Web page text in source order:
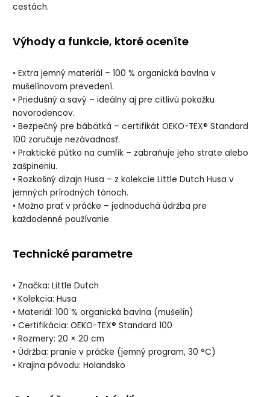
cestách.
Výhody a funkcie, ktoré oceníte
• Extra jemný materiál – 100 % organická bavlna v
mušelínovom prevedení.
• Priedušný a savý – ideálny aj pre citlivú pokožku
novorodencov.
• Bezpečný pre bábätká – certifikát OEKO-TEX® Standard
100 zaručuje nezávadnosť.
• Praktické pútko na cumlík – zabraňuje jeho strate alebo
zašpineniu.
• Rozkošný dizajn Husa – z kolekcie Little Dutch Husa v
jemných prírodných tónoch.
• Možno prať v práčke – jednoduchá údržba pre
každodenné používanie.
Technické parametre
• Značka: Little Dutch
• Kolekcia: Husa
• Materiál: 100 % organická bavlna (mušelín)
• Certifikácia: OEKO-TEX® Standard 100
• Rozmery: 20 × 20 cm
• Údržba: pranie v práčke (jemný program, 30 °C)
• Krajina pôvodu: Holandsko